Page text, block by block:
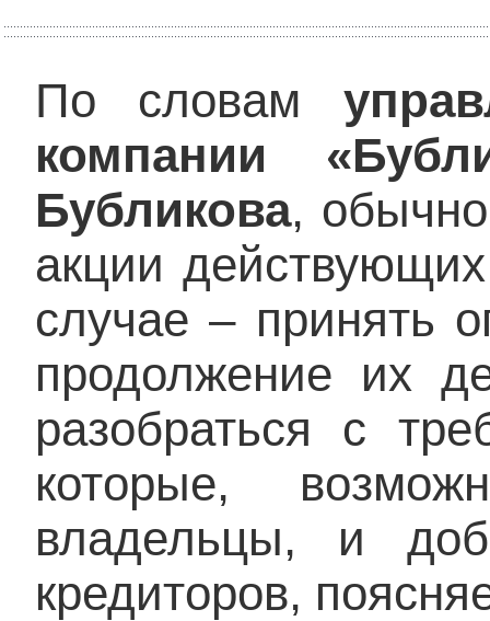
По словам
компании
Бубликова,
акции
случае – принять
продолжение их
разобраться с
которые,
владельцы, и
кредиторов,